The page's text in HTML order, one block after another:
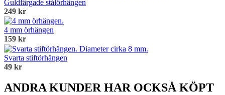
Guldfärgade stålörhängen
249 kr
4 mm örhängen
159 kr
Svarta stiftörhängen
49 kr
ANDRA KUNDER HAR OCKSÅ KÖPT